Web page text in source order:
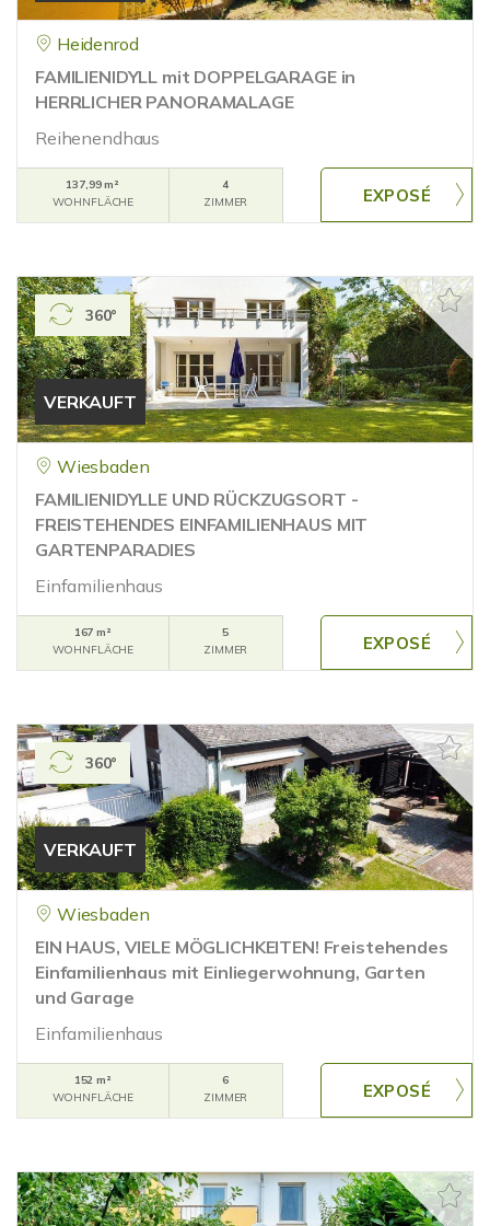
Heidenrod
FAMILIENIDYLL mit DOPPELGARAGE in
HERRLICHER PANORAMALAGE
Reihenendhaus
137,99 m²
WOHNFLÄCHE
4
ZIMMER
VERKAUFT
360°
Wiesbaden
FAMILIENIDYLLE UND RÜCKZUGSORT -
FREISTEHENDES EINFAMILIENHAUS MIT
GARTENPARADIES
Einfamilienhaus
167 m²
WOHNFLÄCHE
5
ZIMMER
VERKAUFT
360°
Wiesbaden
EIN HAUS, VIELE MÖGLICHKEITEN! Freistehendes
Einfamilienhaus mit Einliegerwohnung, Garten
und Garage
Einfamilienhaus
152 m²
WOHNFLÄCHE
6
ZIMMER